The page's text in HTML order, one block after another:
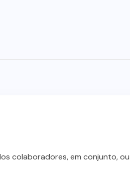
colaboradores, em conjunto,